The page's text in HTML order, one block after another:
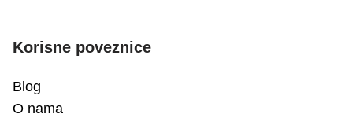
Korisne poveznice
Blog
O nama